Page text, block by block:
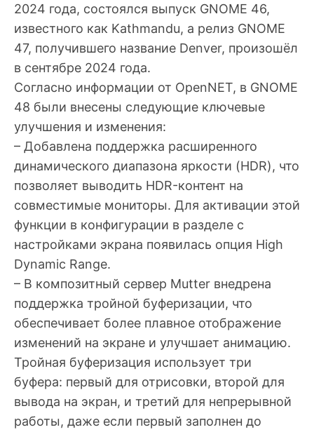
2024 года, состоялся выпуск GNOME 46,
известного как Kathmandu, а релиз GNOME
47, получившего название Denver, произошёл
в сентябре 2024 года.
Согласно информации от OpenNET, в GNOME
48 были внесены следующие ключевые
улучшения и изменения:
– Добавлена поддержка расширенного
динамического диапазона яркости (HDR), что
позволяет выводить HDR-контент на
совместимые мониторы. Для активации этой
функции в конфигурации в разделе с
настройками экрана появилась опция High
Dynamic Range.
– В композитный сервер Mutter внедрена
поддержка тройной буферизации, что
обеспечивает более плавное отображение
изменений на экране и улучшает анимацию.
Тройная буферизация использует три
буфера: первый для отрисовки, второй для
вывода на экран, и третий для непрерывной
работы, даже если первый заполнен до